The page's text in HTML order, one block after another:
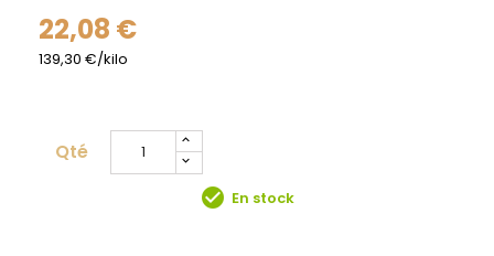
22,08 €
139,30 €/kilo
Qté
check_circle En stock